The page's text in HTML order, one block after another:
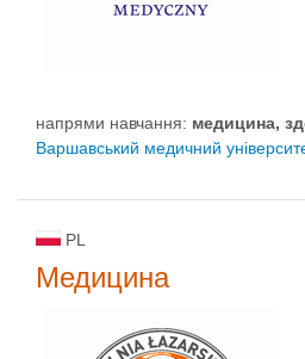
напрями навчання: медицина,
Варшавський медичний
PL
Медицина